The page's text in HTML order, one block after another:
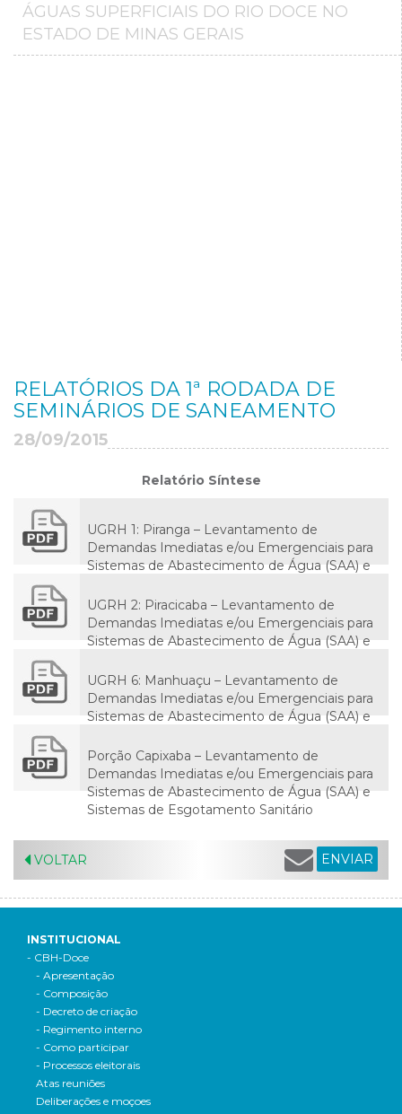
ÁGUAS SUPERFICIAIS DO RIO DOCE NO
ESTADO DE MINAS GERAIS
RELATÓRIOS DA 1ª RODADA DE
SEMINÁRIOS DE SANEAMENTO
28/09/2015
Relatório Síntese
UGRH 1: Piranga – Levantamento de
Demandas Imediatas e/ou Emergenciais para
Sistemas de Abastecimento de Água (SAA) e
Bacia do Rio Doce
UGRH 2: Piracicaba – Levantamento de
Demandas Imediatas e/ou Emergenciais para
Sistemas de Abastecimento de Água (SAA) e
Bacia do Rio Doce
UGRH 6: Manhuaçu – Levantamento de
Demandas Imediatas e/ou Emergenciais para
Sistemas de Abastecimento de Água (SAA) e
Bacia do Rio Doce
Porção Capixaba – Levantamento de
Demandas Imediatas e/ou Emergenciais para
Sistemas de Abastecimento de Água (SAA) e
Sistemas de Esgotamento Sanitário
VOLTAR ENVIAR
INSTITUCIONAL
- CBH-Doce
- Apresentação
- Composição
- Decreto de criação
- Regimento interno
- Como participar
- Processos eleitorais
Atas reuniões
Deliberações e moçoes